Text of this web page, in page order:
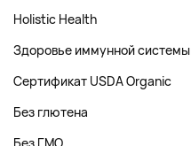
Holistic Health
Здоровье иммунной системы
Сертификат USDA Organic
Без глютена